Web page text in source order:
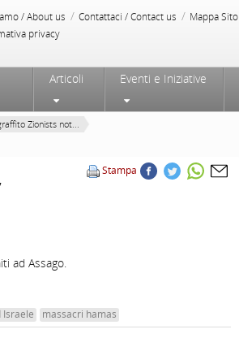
/ About us / Contattaci / Contact us / Mappa Sito
privacy
Articoli Eventi e Iniziative
Zionists not...
Stampa
ad Assago.
massacri hamas